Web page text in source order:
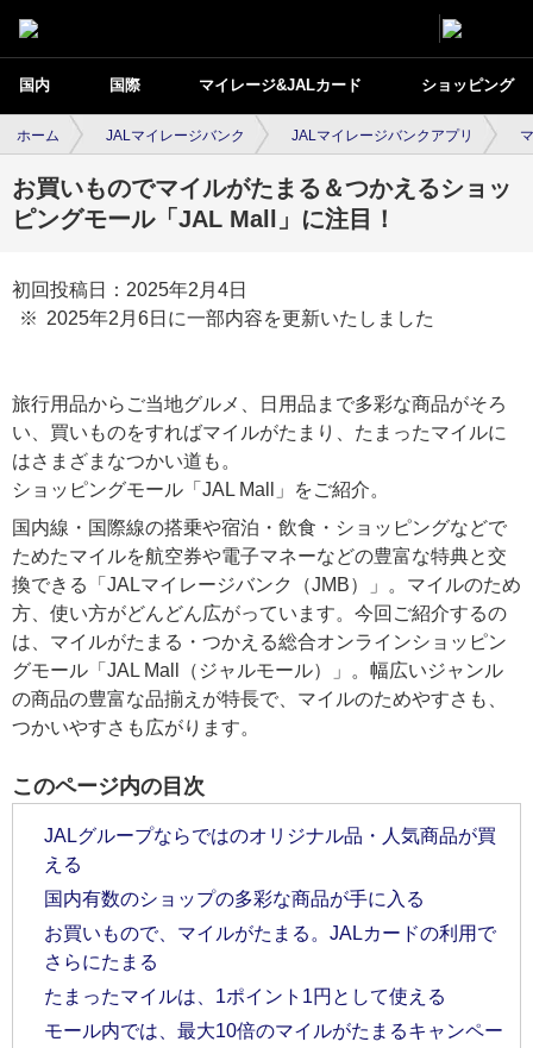
国内 国際 マイレージ&JALカード ショッピング
ホーム JALマイレージバンク JALマイレージバンクアプリ
お買いものでマイルがたまる＆つかえるショッ
ピングモール「JAL Mall」に注目！
初回投稿日：2025年2月4日
2025年2月6日に一部内容を更新いたしました
旅行用品からご当地グルメ、日用品まで多彩な商品がそろ
い、買いものをすればマイルがたまり、たまったマイルに
はさまざまなつかい道も。
ショッピングモール「JAL Mall」をご紹介。
国内線・国際線の搭乗や宿泊・飲食・ショッピングなどで
ためたマイルを航空券や電子マネーなどの豊富な特典と交
換できる「JALマイレージバンク（JMB）」。マイルのため
方、使い方がどんどん広がっています。今回ご紹介するの
は、マイルがたまる・つかえる総合オンラインショッピン
グモール「JAL Mall（ジャルモール）」。幅広いジャンル
の商品の豊富な品揃えが特長で、マイルのためやすさも、
つかいやすさも広がります。
このページ内の目次
JALグループならではのオリジナル品・人気商品が買
える
国内有数のショップの多彩な商品が手に入る
お買いもので、マイルがたまる。JALカードの利用で
さらにたまる
たまったマイルは、1ポイント1円として使える
モール内では、最大10倍のマイルがたまるキャンペー